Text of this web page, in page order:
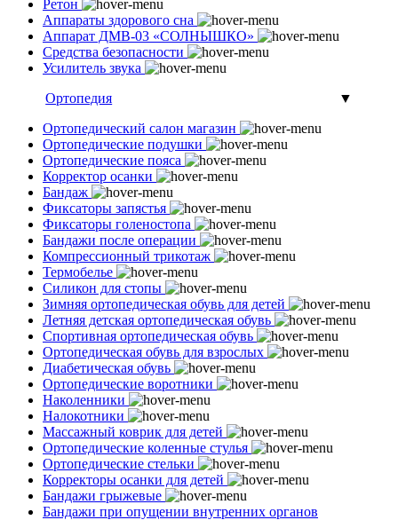
Ретон
Аппараты здорового сна
Аппарат ДМВ-03 «СОЛНЫШКО»
Средства безопасности
Усилитель звука
Ортопедия
▼
Ортопедический салон магазин
Ортопедические подушки
Ортопедические пояса
Корректор осанки
Бандаж
Фиксаторы запястья
Фиксаторы голеностопа
Бандажи после операции
Компрессионный трикотаж
Термобелье
Силикон для стопы
Зимняя ортопедическая обувь для детей
Летняя детская ортопедическая обувь
Спортивная ортопедическая обувь
Ортопедическая обувь для взрослых
Диабетическая обувь
Ортопедические воротники
Наколенники
Налокотники
Массажный коврик для детей
Ортопедические коленные стулья
Ортопедические стельки
Корректоры осанки для детей
Бандажи грыжевые
Бандажи при опущении внутренних органов